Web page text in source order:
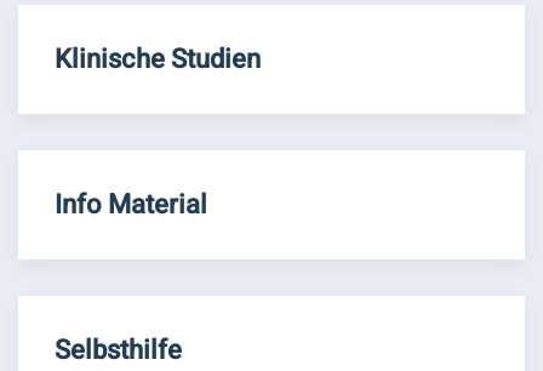
Klinische Studien
Info Material
Selbsthilfe